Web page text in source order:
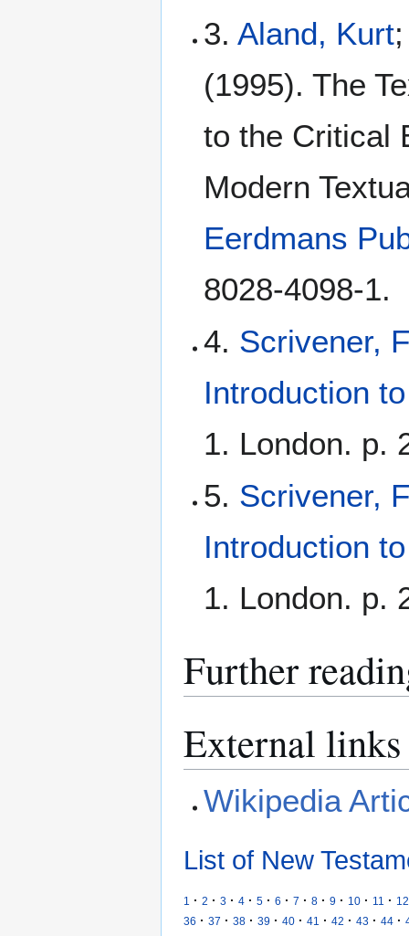
3. Aland, Kurt
(1995). The
to the Critical
Modern
Eerdmans
8028-4098-1.
4. Scrivener,
Introduction
1. London. p.
5. Scrivener,
Introduction
1. London. p.
Further
External links
Wikipedia
List of New
1 · 2 · 3 · 4 · 5 · 6 · 7 · 8 · 9 · 10 · 11 · 12
36 · 37 · 38 · 39 · 40 · 41 · 42 · 43 · 44 ·